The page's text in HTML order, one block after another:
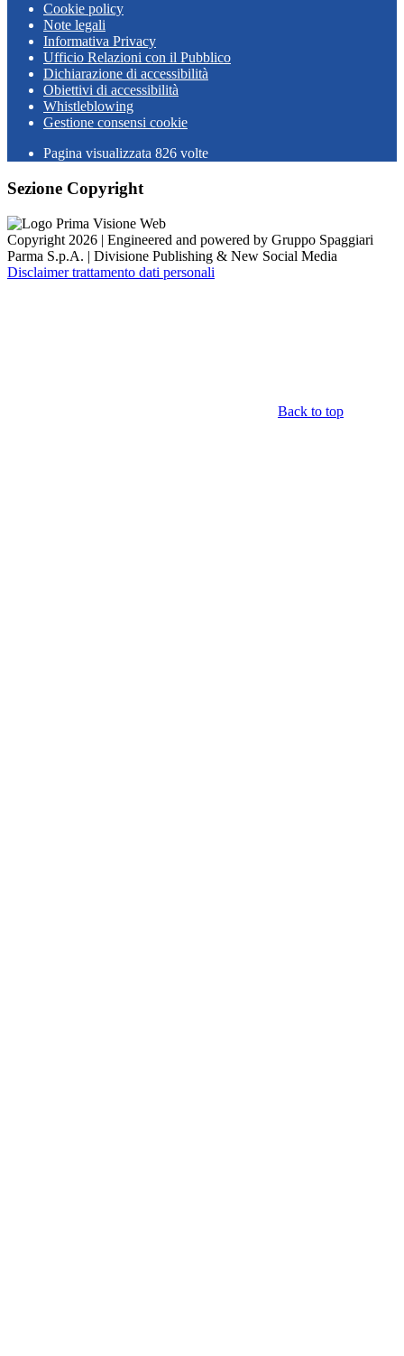
Cookie policy
Note legali
Informativa Privacy
Ufficio Relazioni con il Pubblico
Dichiarazione di accessibilità
Obiettivi di accessibilità
Whistleblowing
Gestione consensi cookie
Pagina visualizzata 826 volte
Sezione Copyright
Copyright 2026 | Engineered and powered by Gruppo Spaggiari
Parma S.p.A. | Divisione Publishing & New Social Media
Disclaimer trattamento dati personali
Back to top